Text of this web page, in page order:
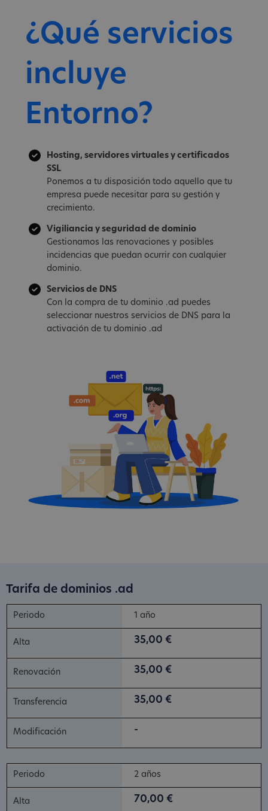
¿Qué servicios
incluye
Entorno?
Hosting, servidores virtuales y certificados
SSL
Ponemos a tu disposición todo aquello que tu
empresa puede necesitar para su gestión y
crecimiento.
Vigiliancia y seguridad de dominio
Gestionamos las renovaciones y posibles
incidencias que puedan ocurrir con cualquier
dominio.
Servicios de DNS
Con la compra de tu dominio .ad puedes
seleccionar nuestros servicios de DNS para la
activación de tu dominio .ad
Tarifa de dominios .ad
1 año
35,00 €
35,00 €
35,00 €
-
2 años
70,00 €